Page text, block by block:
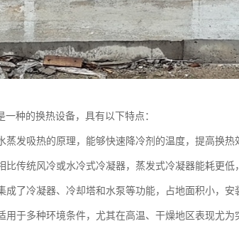
一种的换热设备，具有以下特点：
蒸发吸热的原理，能够快速降冷剂的温度，提高换热
比传统风冷或水冷式冷凝器，蒸发式冷凝器能耗更低
成了冷凝器、冷却塔和水泵等功能，占地面积小，安
用于多种环境条件，尤其在高温、干燥地区表现尤为